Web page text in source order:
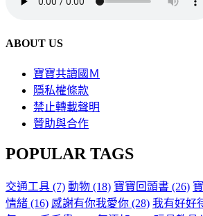
ABOUT US
寶寶共讀國Ｍ
隱私權條款
禁止轉載聲明
贊助與合作
POPULAR TAGS
交通工具 (7) 動物 (18) 寶寶回頭書 (26)
情緒 (16) 感謝有你我愛你 (28) 我有好好